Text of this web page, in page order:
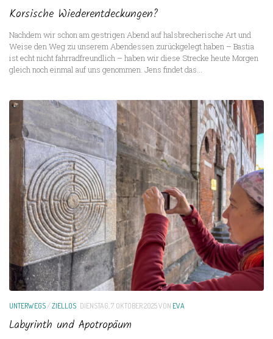
Korsische Wiederentdeckungen?
Nachdem wir schon am gestrigen Abend auf halsbrecherische Art und
Weise den Weg zu unserem Abendessen zurückgelegt haben – Bastia
ist echt nicht fahrradfreundlich – haben wir diese Strecke heute Morgen
gleich noch einmal auf uns genommen. Jens findet das...
UNTERWEGS/ZIELLOS DIENSTAG, 7. OKTOBER 2025VON EVA
Labyrinth und Apotropäum